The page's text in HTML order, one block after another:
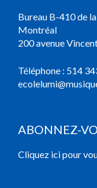
Bureau B-410 de
Montréal
200 avenue
Téléphone : 514
ABONNEZ-
Cliquez ici pour